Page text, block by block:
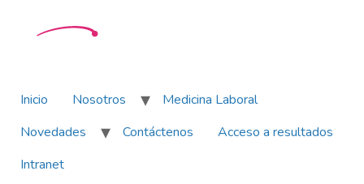
Inicio Nosotros
Medicina Laboral
Novedades
Contáctenos
Acceso a resultados
Intranet